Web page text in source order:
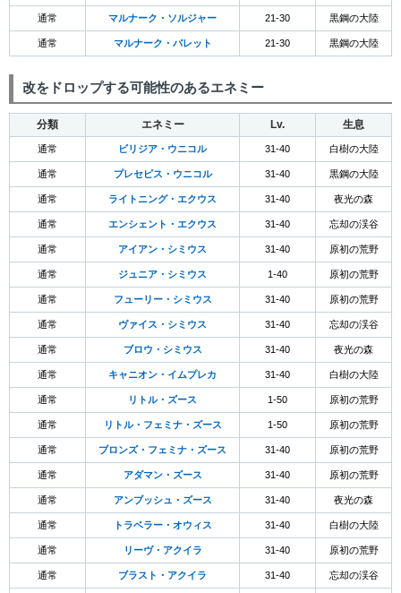
通常 マルナーク・ソルジャー 21-30 黒鋼の大陸
通常 マルナーク・バレット 21-30 黒鋼の大陸
改をドロップする可能性のあるエネミー
分類 エネミー Lv. 生息
通常 ビリジア・ウニコル 31-40 白樹の大陸
通常 プレセピス・ウニコル 31-40 黒鋼の大陸
通常 ライトニング・エクウス 31-40 夜光の森
通常 エンシェント・エクウス 31-40 忘却の渓谷
通常 アイアン・シミウス 31-40 原初の荒野
通常 ジュニア・シミウス 1-40 原初の荒野
通常 フューリー・シミウス 31-40 原初の荒野
通常 ヴァイス・シミウス 31-40 忘却の渓谷
通常 ブロウ・シミウス 31-40 夜光の森
通常 キャニオン・イムプレカ 31-40 白樹の大陸
通常 リトル・ズース 1-50 原初の荒野
通常 リトル・フェミナ・ズース 1-50 原初の荒野
通常 ブロンズ・フェミナ・ズース 31-40 原初の荒野
通常 アダマン・ズース 31-40 原初の荒野
通常 アンブッシュ・ズース 31-40 夜光の森
通常 トラベラー・オウィス 31-40 白樹の大陸
通常 リーヴ・アクイラ 31-40 原初の荒野
通常 ブラスト・アクイラ 31-40 忘却の渓谷